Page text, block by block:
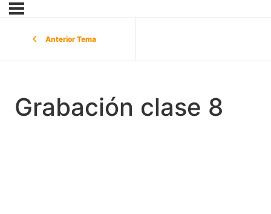
Anterior Tema
Grabación clase 8